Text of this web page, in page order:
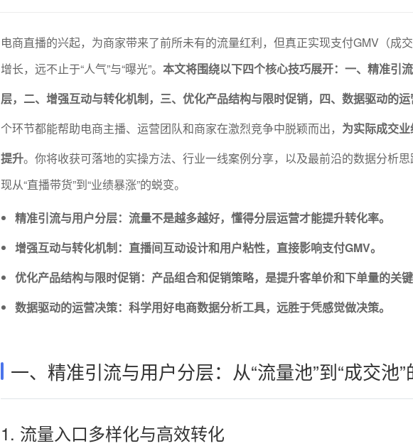
电商直播的兴起，为商家带来了前所未有的流量红利，但真正实现支付GMV（成
增长，远不止于“人气”与“曝光”。 本文将围绕以下四个核心技巧展开：一、精准引
层，二、增强互动与转化机制，三、优化产品结构与限时促销，四、数据驱动的
个环节都能帮助电商主播、运营团队和商家在激烈竞争中脱颖而出， 为实际成交
提升。你将收获可落地的实操方法、行业一线案例分享，以及最前沿的数据分析
现从“直播带货”到“业绩暴涨”的蜕变。
精准引流与用户分层：流量不是越多越好，懂得分层运营才能提升转化率。
增强互动与转化机制：直播间互动设计和用户粘性，直接影响支付GMV。
优化产品结构与限时促销：产品组合和促销策略，是提升客单价和下单量的关键
数据驱动的运营决策：科学用好电商数据分析工具，远胜于凭感觉做决策。
一、精准引流与用户分层：从“流量池”到“成交池
1. 流量入口多样化与高效转化